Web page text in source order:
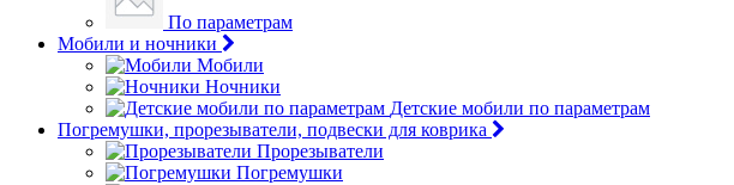
По параметрам
Мобили и ночники
Мобили
Ночники
Детские мобили по параметрам
Погремушки, прорезыватели, подвески для коврика
Прорезыватели
Погремушки